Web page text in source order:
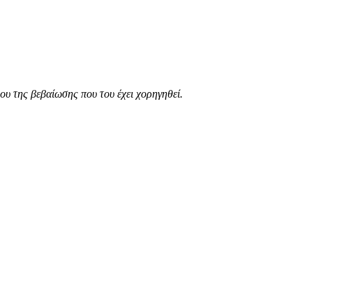
της βεβαίωσης που του έχει χορηγηθεί.